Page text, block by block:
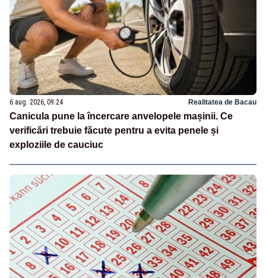
6 aug. 2026, 09:24 Realitatea de Bacau
Canicula pune la încercare anvelopele mașinii. Ce
verificări trebuie făcute pentru a evita penele și
exploziile de cauciuc